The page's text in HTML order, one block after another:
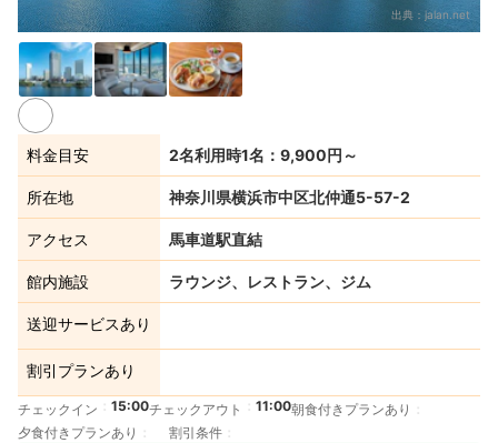
出典： jalan.net
料金目安 2名利用時1名：9,900円～
所在地 神奈川県横浜市中区北仲通5-57-2
アクセス 馬車道駅直結
館内施設 ラウンジ、レストラン、ジム
送迎サービスあり
割引プランあり
チェックイン 15:00チェックアウト 11:00朝食付きプランあり
夕食付きプランあり
割引条件